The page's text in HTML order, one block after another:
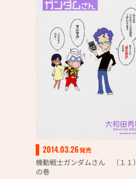
2014.03.26発売
機動戦士ガンダムさん （１１）
の巻